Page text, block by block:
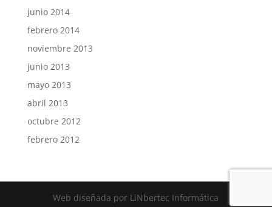
junio 2014
febrero 2014
noviembre 2013
junio 2013
mayo 2013
abril 2013
octubre 2012
febrero 2012
Web diseñada por LiNbertec Informática